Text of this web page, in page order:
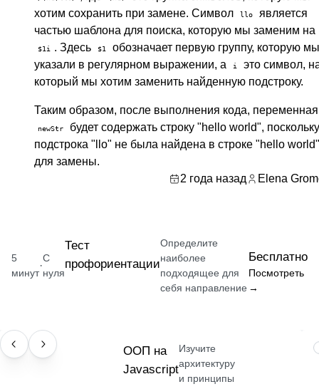
хотим сохранить при замене. Символ
llo
является
частью шаблона для поиска, которую мы заменим на
$1i . Здесь $1
обозначает первую группу, которую мы
указали в регулярном выражении, а
i
это символ,
который мы хотим заменить найденную подстроку.
Таким образом, после выполнения кода, переменная
newStr
будет содержать строку "hello world", поскольку
подстрока "llo" не была найдена в строке "hello world"
для замены.
2 года назад
Elena
5
минут
·
С
нуля
Тест
профориентации
Определите
наиболее
подходящее для
себя направление
Бесплатно
Посмотреть
→
НАВЫК
ООП на
Javascript
Изучите
архитектуру
и принципы